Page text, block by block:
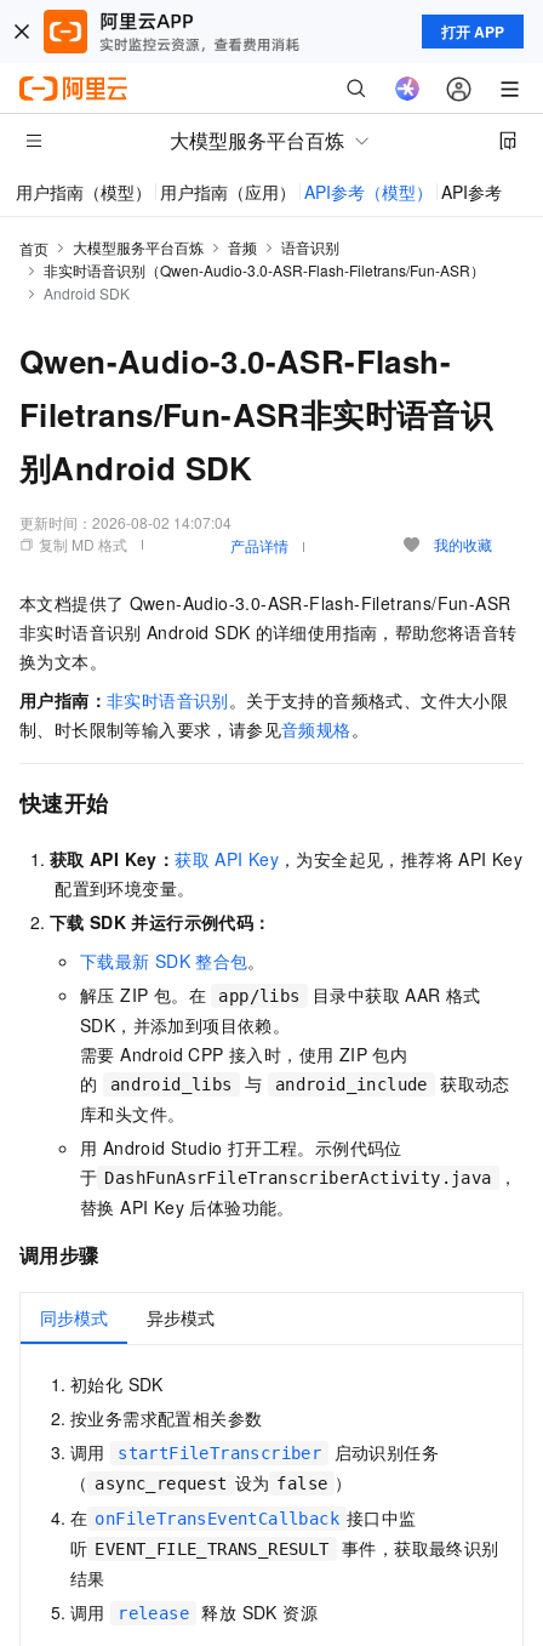
打开 APP
大模型服务平台百炼
用户指南（模型） 用户指南（应用） API参考（模型） API参考（应
首页 大模型服务平台百炼 音频
语音识别
非实时语音识别（Qwen-Audio-3.0-ASR-Flash-Filetrans/Fun-ASR）
Android SDK
Qwen-Audio-3.0-ASR-Flash-
Filetrans/Fun-ASR非实时语音识
别Android SDK
更新时间： 2026-08-02 14:07:04
复制 MD 格式
产品详情 我的收藏
本文档提供了 Qwen-Audio-3.0-ASR-Flash-Filetrans/Fun-ASR
非实时语音识别 Android SDK 的详细使用指南，帮助您将语音转
换为文本。
用户指南： 非实时语音识别。关于支持的音频格式、文件大小限
制、时长限制等输入要求，请参见音频规格。
快速开始
获取 API Key：获取 API Key ，为安全起见，推荐将 API Key
配置到环境变量。
下载 SDK 并运行示例代码：
下载最新 SDK 整合包。
解压 ZIP 包。在
app/libs
目录中获取 AAR 格式
SDK，并添加到项目依赖。
需要 Android CPP 接入时，使用 ZIP 包内
的
android_libs 与 android_include
获取动态
库和头文件。
用 Android Studio 打开工程。示例代码位
于 DashFunAsrFileTranscriberActivity.java
，
替换 API Key 后体验功能。
调用步骤
同步模式 异步模式
初始化 SDK
按业务需求配置相关参数
调用
startFileTranscriber
启动识别任务
（ async_request 设为 false ）
在 onFileTransEventCallback 接口中监
听 EVENT_FILE_TRANS_RESULT
事件，获取最终识别
结果
调用
release 释放 SDK 资源